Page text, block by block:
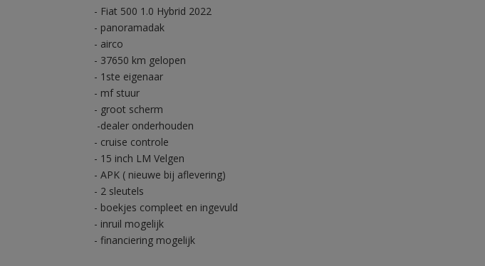
- Fiat 500 1.0 Hybrid 2022
- panoramadak
- airco
- 37650 km gelopen
- 1ste eigenaar
- mf stuur
- groot scherm
-dealer onderhouden
- cruise controle
- 15 inch LM Velgen
- APK ( nieuwe bij aflevering)
- 2 sleutels
- boekjes compleet en ingevuld
- inruil mogelijk
- financiering mogelijk